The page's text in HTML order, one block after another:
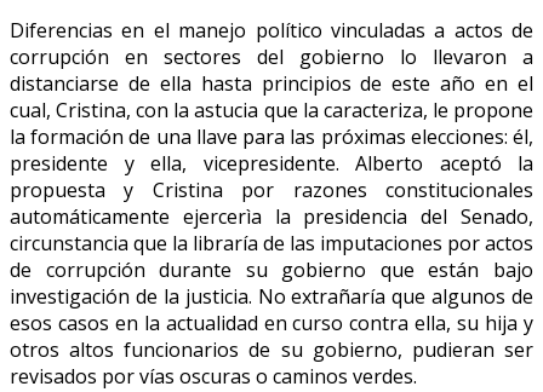
Diferencias en el manejo político vinculadas a actos de
corrupción en sectores del gobierno lo llevaron a
distanciarse de ella hasta principios de este año en el
cual, Cristina, con la astucia que la caracteriza, le propone
la formación de una llave para las próximas elecciones: él,
presidente y ella, vicepresidente. Alberto aceptó la
propuesta y Cristina por razones constitucionales
automáticamente ejercerìa la presidencia del Senado,
circunstancia que la libraría de las imputaciones por actos
de corrupción durante su gobierno que están bajo
investigación de la justicia. No extrañaría que algunos de
esos casos en la actualidad en curso contra ella, su hija y
otros altos funcionarios de su gobierno, pudieran ser
revisados por vías oscuras o caminos verdes.